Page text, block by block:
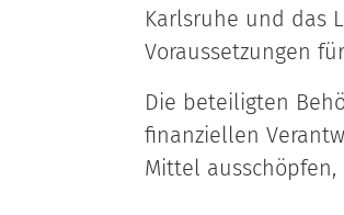
Karlsruhe und das
Voraussetzungen
Die beteiligten
finanziellen
Mittel